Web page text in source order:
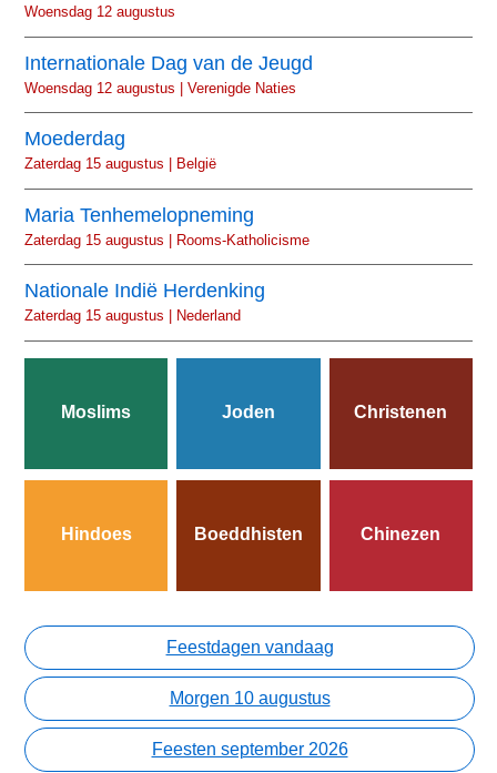
Woensdag 12 augustus
Internationale Dag van de Jeugd
Woensdag 12 augustus | Verenigde Naties
Moederdag
Zaterdag 15 augustus | België
Maria Tenhemelopneming
Zaterdag 15 augustus | Rooms-Katholicisme
Nationale Indië Herdenking
Zaterdag 15 augustus | Nederland
Moslims Joden Christenen
Hindoes Boeddhisten Chinezen
Feestdagen vandaag
Morgen 10 augustus
Feesten september 2026